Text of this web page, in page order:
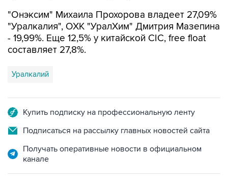
"Онэксим" Михаила Прохорова владеет 27,09%
"Уралкалия", ОХК "УралХим" Дмитрия Мазепина
- 19,99%. Еще 12,5% у китайской CIC, free float
составляет 27,8%.
Уралкалий
Купить подписку на профессиональную ленту
Подписаться на рассылку главных новостей сайта
Получать оперативные новости в официальном
канале